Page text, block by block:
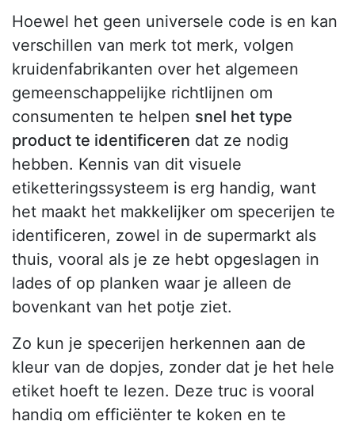
Hoewel het geen universele code is en kan
verschillen van merk tot merk, volgen
kruidenfabrikanten over het algemeen
gemeenschappelijke richtlijnen om
consumenten te helpen snel het type
product te identificeren dat ze nodig
hebben. Kennis van dit visuele
etiketteringssysteem is erg handig, want
het maakt het makkelijker om specerijen te
identificeren, zowel in de supermarkt als
thuis, vooral als je ze hebt opgeslagen in
lades of op planken waar je alleen de
bovenkant van het potje ziet.
Zo kun je specerijen herkennen aan de
kleur van de dopjes, zonder dat je het hele
etiket hoeft te lezen. Deze truc is vooral
handig om efficiënter te koken en te